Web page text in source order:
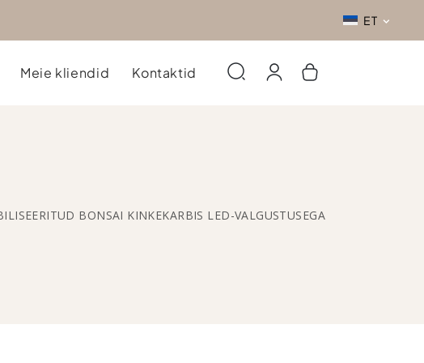
ET
Meie kliendid Kontaktid
BONSAI KINKEKARBIS LED-VALGUSTUSEGA